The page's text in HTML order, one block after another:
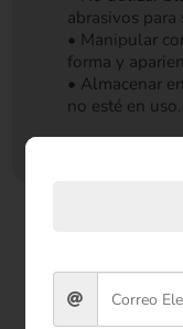
abrasivos para
• Manipular
forma y
• Almacenar
no esté en uso.